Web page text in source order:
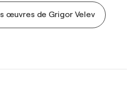
œuvres de Grigor Velev